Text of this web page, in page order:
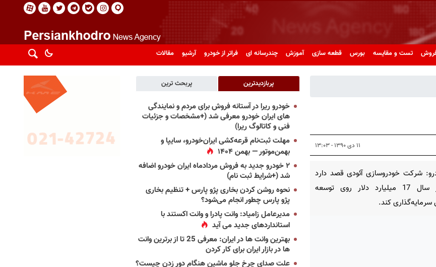
تست و مقایسه بورس قطعه سازی آموزش چندرسانه ای فراتر از خودرو آرشیو مقالات
۱۱ دی ۱۳۹۰ - ۱۳:۰۳
شركت خودروسازی آئودی قصد دارد
ظرف چهار سال 17 میلیارد دلار روی توسعه
سرمایه‌گذاری كند.
پربازدیدترین پربحث ترین
خودرو ریرا در آستانه فروش برای مردم و نمایندگی
های ایران خودرو معرفی شد (+مشخصات و جزئیات
فنی و کاتالوگ ریرا)
مهلت ثبت‌نام قرعه‌کشی ایران‌خودرو، سایپا و
بهمن‌موتور — بهمن ۱۴۰۴
۲ خودرو جدید به فروش مردادماه ایران خودرو اضافه
شد (+شرایط ثبت نام)
نحوه روشن کردن بخاری پژو پارس + تنظیم بخاری
پژو پارس چطور انجام می‌شود؟
مدیرعامل زامیاد: وانت پادرا و وانت اکستند با
استانداردهای جدید می آید
بهترین وانت ها در ایران: معرفی 25 تا از برترین وانت
ها در بازار ایران برای کار کردن
علت صدای چرخ جلو ماشین هنگام دور زدن چیست؟